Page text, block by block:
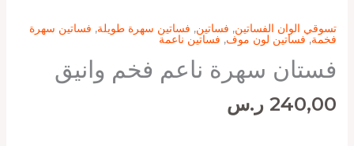
تسوقي الوان الفساتين, فساتين, فساتين سهرة طويلة, فساتين سهرة
فخمة, فساتين لون موف, فساتين ناعمة
فستان سهرة ناعم فخم وانيق
240,00 ر.س